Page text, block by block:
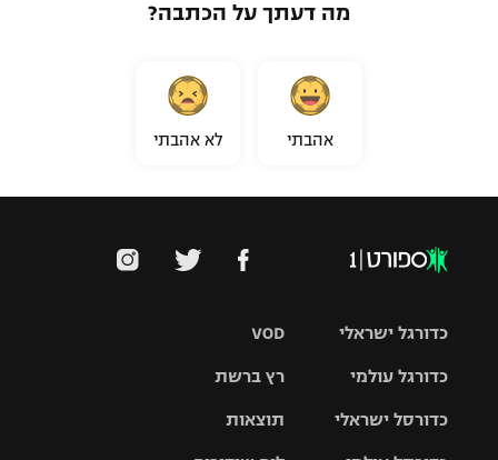
מה דעתך על הכתבה?
אהבתי לא אהבתי
VOD
רץ ברשת
תוצאות
כדורגל ישראלי
כדורגל עולמי
האלופות
כדורסל ישראלי